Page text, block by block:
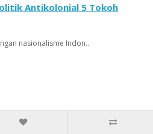
Antikolonial 5 Tokoh
nasionalisme Indon..